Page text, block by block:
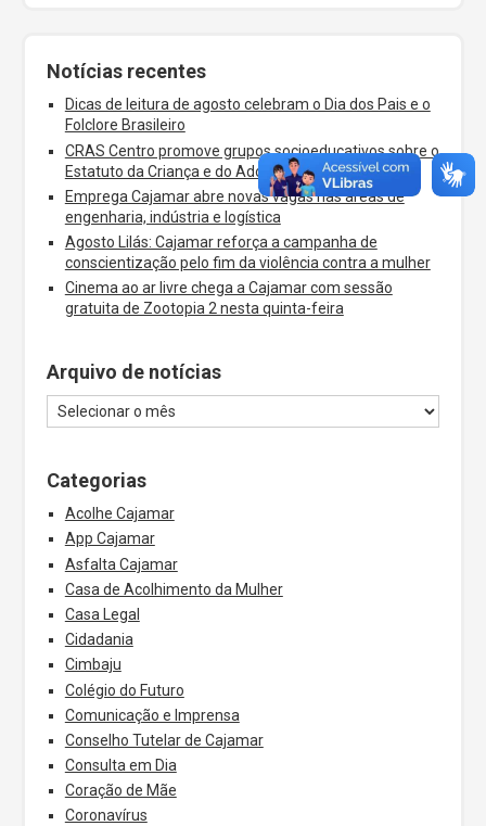
Notícias recentes
Dicas de leitura de agosto celebram o Dia dos Pais e o
Folclore Brasileiro
CRAS Centro promove grupos socioeducativos sobre o
Estatuto da Criança e do Adolescente
Emprega Cajamar abre novas vagas nas áreas de
engenharia, indústria e logística
Agosto Lilás: Cajamar reforça a campanha de
conscientização pelo fim da violência contra a mulher
Cinema ao ar livre chega a Cajamar com sessão
gratuita de Zootopia 2 nesta quinta-feira
Arquivo de notícias
Categorias
Acolhe Cajamar
App Cajamar
Asfalta Cajamar
Casa de Acolhimento da Mulher
Casa Legal
Cidadania
Cimbaju
Colégio do Futuro
Comunicação e Imprensa
Conselho Tutelar de Cajamar
Consulta em Dia
Coração de Mãe
Coronavírus